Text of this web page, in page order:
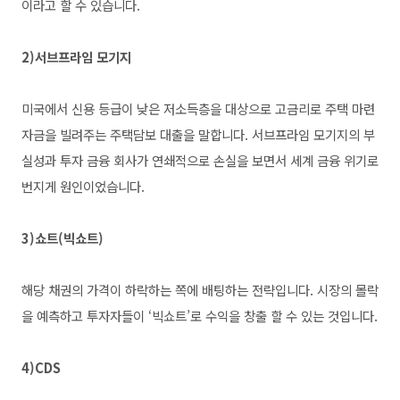
이라고 할 수 있습니다.
2)서브프라임 모기지
미국에서 신용 등급이 낮은 저소득층을 대상으로 고금리로 주택 마련
자금을 빌려주는 주택담보 대출을 말합니다. 서브프라임 모기지의 부
실성과 투자 금융 회사가 연쇄적으로 손실을 보면서 세계 금융 위기로
번지게 원인이었습니다.
3)쇼트(빅쇼트)
해당 채권의 가격이 하락하는 쪽에 배팅하는 전략입니다. 시장의 몰락
을 예측하고 투자자들이 ‘빅쇼트’로 수익을 창출 할 수 있는 것입니다.
4)CDS